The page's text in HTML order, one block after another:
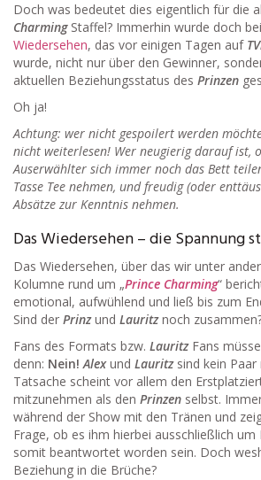
Doch was bedeutet dies eigentlich für die
CharmingStaffel? Immerhin wurde doch
Wiedersehen, das vor einigen Tagen auf
wurde, nicht nur über den Gewinner,
aktuellen Beziehungsstatus des Prinzen
Oh ja!
Achtung: wer nicht gespoilert werden
nicht weiterlesen! Wer neugierig darauf ist,
Auserwählter sich immer noch das Bett
Tasse Tee nehmen, und freudig (oder
Absätze zur Kenntnis nehmen.
Das Wiedersehen – die Spannung
Das Wiedersehen, über das wir unter
Kolumne rund um „Prince Charming“
emotional, aufwühlend und ließ bis zum
Sind der Prinz und Lauritz noch
Fans des Formats bzw. Lauritz Fans
denn: Nein!Alex und Lauritz sind kein
Tatsache scheint vor allem den
mitzunehmen als den Prinzen selbst.
während der Show mit den Tränen und
Frage, ob es ihm hierbei ausschließlich
somit beantwortet worden sein. Doch
Beziehung in die Brüche?